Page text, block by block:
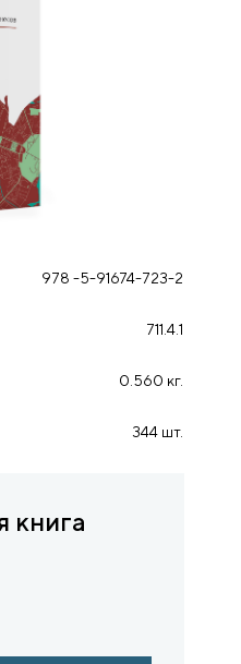
978 -5-91674-723-2
711.4.1
0.560 кг.
344 шт.
книга